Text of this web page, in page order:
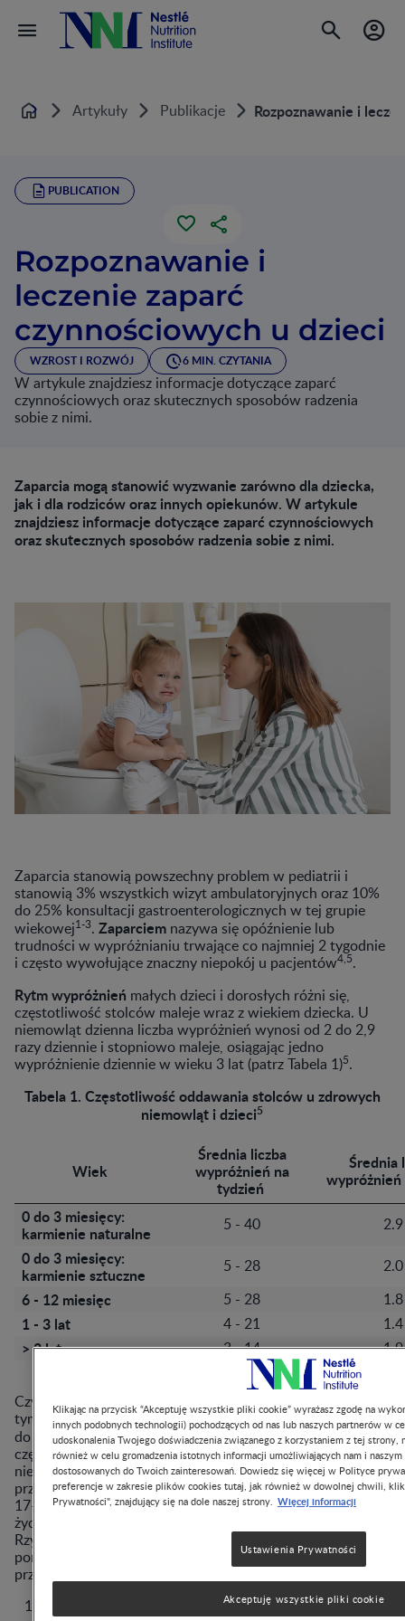
Home Artykuły Publikacje Rozpoznawanie i
PUBLICATION
Rozpoznawanie i
leczenie zaparć
czynnościowych u dzieci
WZROST I ROZWÓJ 6 MIN. CZYTANIA
W artykule znajdziesz informacje dotyczące zaparć
czynnościowych oraz skutecznych sposobów radzenia
sobie z nimi.
Zaparcia mogą stanowić wyzwanie zarówno dla dziecka,
jak i dla rodziców oraz innych opiekunów. W artykule
znajdziesz informacje dotyczące zaparć czynnościowych
oraz skutecznych sposobów radzenia sobie z nimi.
Zaparcia stanowią powszechny problem w pediatrii i
stanowią 3% wszystkich wizyt ambulatoryjnych oraz 10%
do 25% konsultacji gastroenterologicznych w tej grupie
wiekowej1-3. Zaparciem nazywa się opóźnienie lub
trudności w wypróżnianiu trwające co najmniej 2 tygodnie
i często wywołujące znaczny niepokój u pacjentów4,5.
Rytm wypróżnień małych dzieci i dorosłych różni się,
częstotliwość stolców maleje wraz z wiekiem dziecka. U
niemowląt dzienna liczba wypróżnień wynosi od 2 do 2,9
razy dziennie i stopniowo maleje, osiągając jedno
wypróżnienie dziennie w wieku 3 lat (patrz Tabela 1)5.
Tabela 1. Częstotliwość oddawania stolców u zdrowych
niemowląt i dzieci5
Wiek
Średnia liczba
wypróżnień na
tydzień
Średnia
0 do 3 miesięcy:
karmienie naturalne
5 - 40 2.9
0 do 3 miesięcy:
karmienie sztuczne
5 - 28 2.0
6 - 12 miesięc 5 - 28 1.8
1 - 3 lat 4 - 21 1.4
> 3 lat 3 - 14 1.9
Czynnościowe zaburzenia żołądkowo-jelitowe (
), w
tym zaparcia, według obecnych standardów, klasyfikuje się
do kategorii zaburzeń osi mózg-jelito (DGBI)6. Zgłaszana
częstość występowania zaparć czynnościowych u
niemowląt i małych dzieci może różnić się w zależności od
przeprowadzonych badań, wahając się od 5% do 27% 4. W
17-40% przypadków zaparcia pojawiają się już w 1. roku
życia
Rzymskich IV wymaga zaobserwowania przynajmniej 2 z
poniższych objawów u dzieci w wieku do 4 lat na
przestrzeni 1 miesiąca
Oddawanie stolca rzadziej niż 2 razy w tygodniu.
Klikając na przycisk “Akceptuję wszystkie pliki cookie” wyrażasz zgodę na
innych podobnych technologii) pochodzących od nas lub naszych partnerów w
udoskonalenia Twojego doświadczenia związanego z korzystaniem z tej
również w celu gromadzenia istotnych informacji umożliwiających nam i
dostosowanych do Twoich zainteresowań. Dowiedz się więcej w Polityce
preferencje w zakresie plików cookies tutaj, jak również w dowolnej chwili,
Prywatności", znajdujący się na dole naszej strony. Więcej informacji
Ustawienia Prywatności
Akceptuję wszystkie pliki cookie